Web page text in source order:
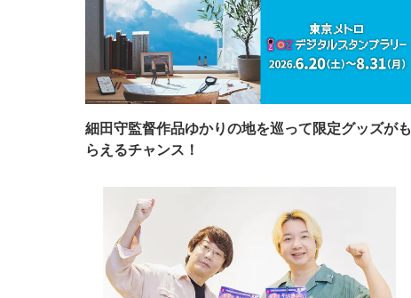
細田守監督作品ゆかりの地を巡って限定グッズがも
らえるチャンス！